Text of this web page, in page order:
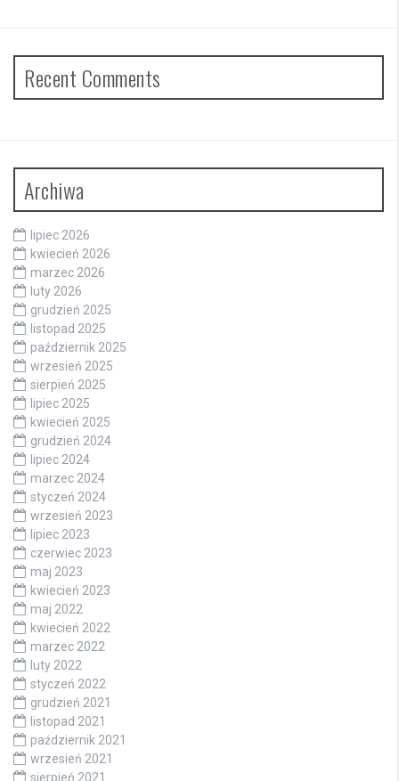
Recent Comments
Archiwa
lipiec 2026
kwiecień 2026
marzec 2026
luty 2026
grudzień 2025
listopad 2025
październik 2025
wrzesień 2025
sierpień 2025
lipiec 2025
kwiecień 2025
grudzień 2024
lipiec 2024
marzec 2024
styczeń 2024
wrzesień 2023
lipiec 2023
czerwiec 2023
maj 2023
kwiecień 2023
maj 2022
kwiecień 2022
marzec 2022
luty 2022
styczeń 2022
grudzień 2021
listopad 2021
październik 2021
wrzesień 2021
sierpień 2021